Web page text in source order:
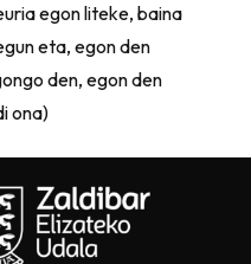
egon liteke, baina
eta, egon den
den, egon den
ona)